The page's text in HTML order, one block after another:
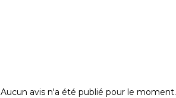
Aucun avis n'a été publié pour le moment.